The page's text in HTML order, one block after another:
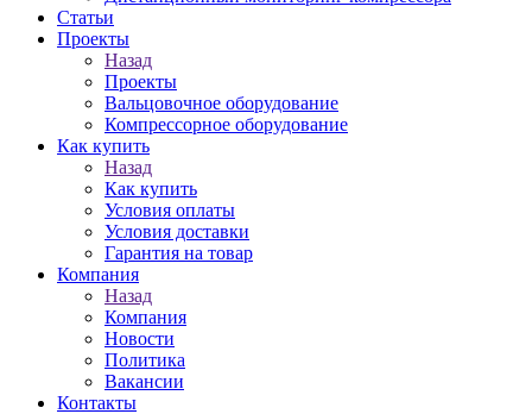
Статьи
Проекты
Назад
Проекты
Вальцовочное оборудование
Компрессорное оборудование
Как купить
Назад
Как купить
Условия оплаты
Условия доставки
Гарантия на товар
Компания
Назад
Компания
Новости
Политика
Вакансии
Контакты